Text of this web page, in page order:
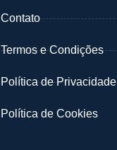
Contato
Termos e Condições
Política de Privacidade
Política de Cookies